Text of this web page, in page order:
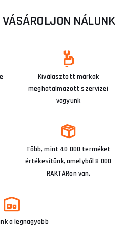
NÁLUNK
Kiválasztott márkák
meghatalmazott szervizei
vagyunk
Több, mint 40 000 terméket
értékesítünk, amelyből 8 000
RAKTÁRon van.
a legnagyobb